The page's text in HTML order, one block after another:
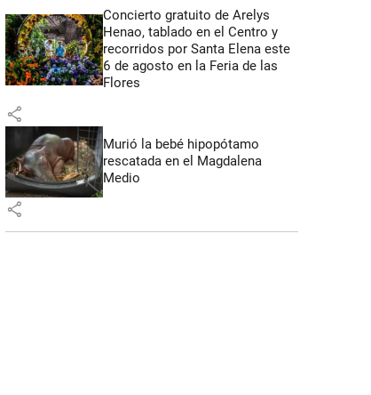
Concierto gratuito de Arelys
Henao, tablado en el Centro y
recorridos por Santa Elena este
6 de agosto en la Feria de las
Flores
share
Murió la bebé hipopótamo
rescatada en el Magdalena
Medio
share